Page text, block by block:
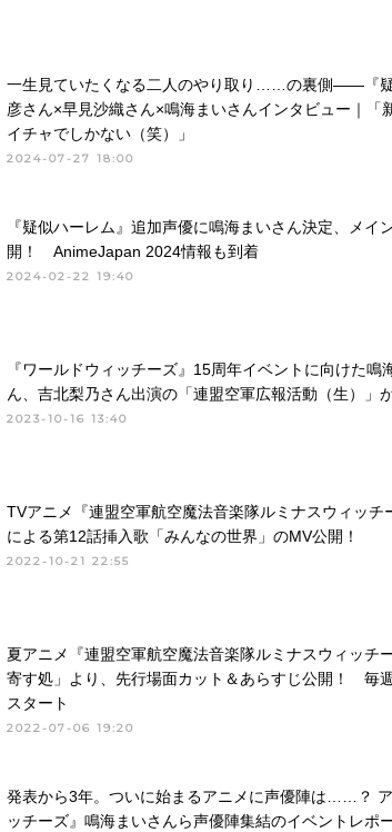
一生見ていたくなる二人のやり取り……の裏側――『
彦さん×早見沙織さん×鳴海まいさんインタビュー｜「
イチャでしかない（笑）」
2024-07-27 18:00
『疑似ハーレム』追加声優に鳴海まいさん決定、メイ
開！ AnimeJapan 2024情報も到着
2024-02-22 19:40
『ワールドウィッチーズ』15周年イベントに向けた鳴
ん、吉北梨乃さん出演の「連盟空軍広報活動（生）」
2023-10-16 13:40
TVアニメ『連盟空軍航空魔法音楽隊ルミナスウィッチ
による第12話挿入歌「みんなの世界」のMV公開！
2022-10-21 22:55
夏アニメ『連盟空軍航空魔法音楽隊ルミナスウィッチ
寄す処」より、先行場面カット＆あらすじ公開！ 毎
スタート
2022-07-06 19:20
発表から3年。ついに始まるアニメに声優陣は……？
ッチーズ』鳴海まいさんら声優陣集結のイベントレポ